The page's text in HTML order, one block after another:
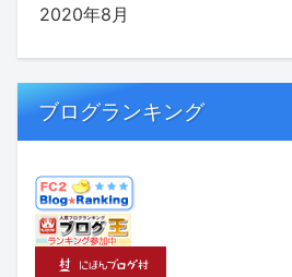
2020年8月
ブログランキング